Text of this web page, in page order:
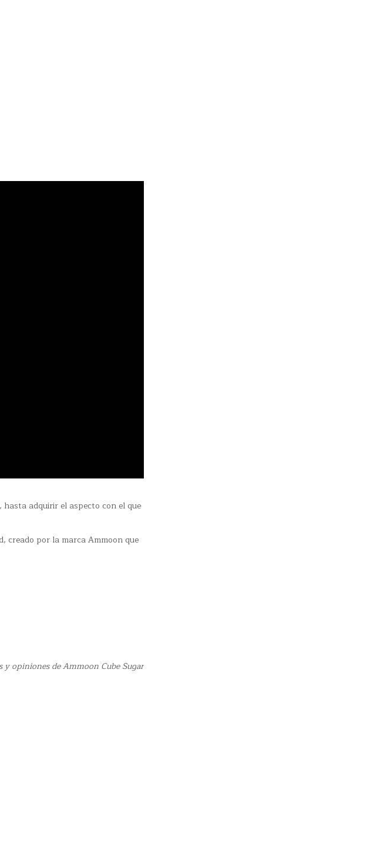
adquirir el aspecto con el que
creado por la marca Ammoon que
y opiniones de Ammoon Cube Sugar